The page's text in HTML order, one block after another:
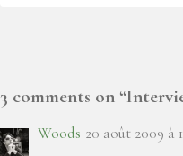
3 comments on “
Woods 20 août 2009 à